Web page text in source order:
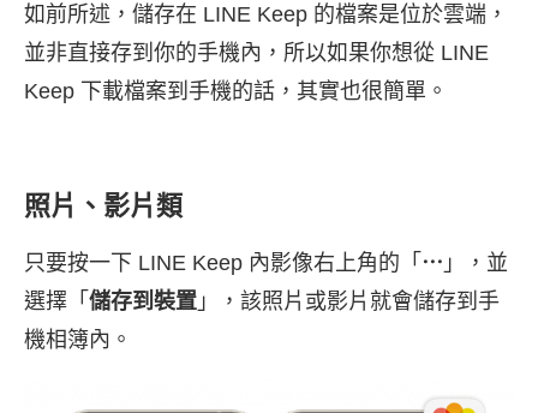
如前所述，儲存在 LINE Keep 的檔案是位於雲端，
並非直接存到你的手機內，所以如果你想從 LINE
Keep 下載檔案到手機的話，其實也很簡單。
照片、影片類
只要按一下 LINE Keep 內影像右上角的「 ⋯ 」，並
選擇「 儲存到裝置 」，該照片或影片就會儲存到手
機相簿內。